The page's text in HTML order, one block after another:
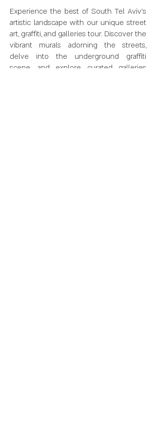
Experience the best of South Tel Aviv's
artistic landscape with our unique street
art, graffiti, and galleries tour. Discover the
vibrant murals adorning the streets,
delve into the underground graffiti
scene, and explore curated galleries